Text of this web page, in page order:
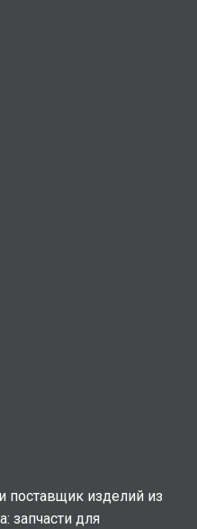
поставщик изделий из
запчасти для